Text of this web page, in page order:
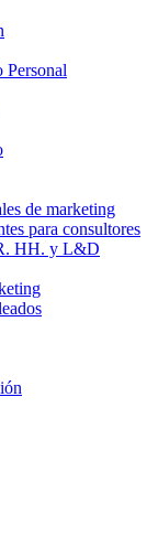
Personal
de marketing
para consultores
HH. y L&D